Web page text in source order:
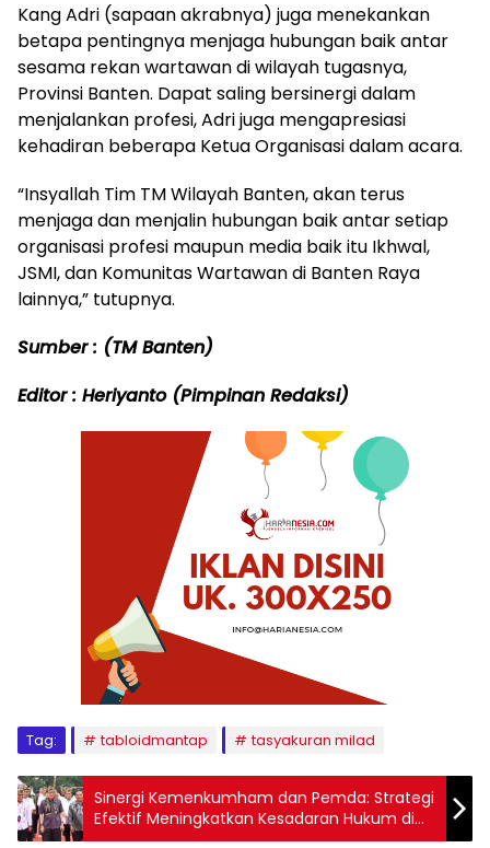
Kang Adri (sapaan akrabnya) juga menekankan
betapa pentingnya menjaga hubungan baik antar
sesama rekan wartawan di wilayah tugasnya,
Provinsi Banten. Dapat saling bersinergi dalam
menjalankan profesi, Adri juga mengapresiasi
kehadiran beberapa Ketua Organisasi dalam acara.
“Insyallah Tim TM Wilayah Banten, akan terus
menjaga dan menjalin hubungan baik antar setiap
organisasi profesi maupun media baik itu Ikhwal,
JSMI, dan Komunitas Wartawan di Banten Raya
lainnya,” tutupnya.
Sumber : (TM Banten)
Editor : Heriyanto (Pimpinan Redaksi)
Tag: tabloidmantap tasyakuran milad
Sinergi Kemenkumham dan Pemda: Strategi
Efektif Meningkatkan Kesadaran Hukum di
Kalangan Masyarakat